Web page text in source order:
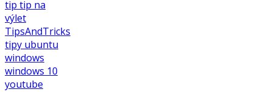
tip tip na
výlet
TipsAndTricks
tipy ubuntu
windows
windows 10
youtube